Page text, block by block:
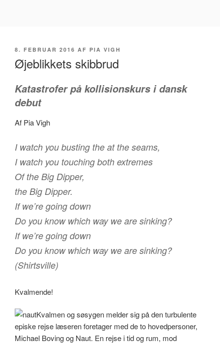
UDGIVET
8. FEBRUAR 2016 AF PIA VIGH
Øjeblikkets skibbrud
Katastrofer på kollisionskurs i dansk
debut
Af Pia Vigh
I watch you busting the at the seams,
I watch you touching both extremes
Of the Big Dipper,
the Big Dipper.
If we’re going down
Do you know which way we are sinking?
If we’re going down
Do you know which way we are sinking?
(Shirtsville)
Kvalmende!
Kvalmen og søsygen melder sig på den turbulente
episke rejse læseren foretager med de to hovedpersoner,
Michael Boving og Naut. En rejse i tid og rum, mod